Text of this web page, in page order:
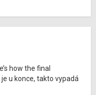
how the final
u konce, takto vypadá